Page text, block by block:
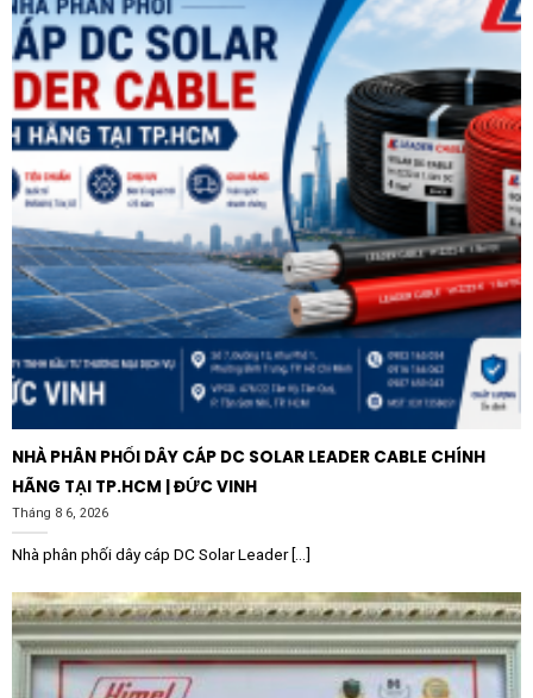
những rủi ro về hàng giả, hàng kém chất lượng vốn
thường gây ra các lỗi như suy giảm tín hiệu hoặc hư
hỏng thiết bị đầu cuối. Các sản phẩm chính hãng luôn
đi kèm với chế độ bảo hành rõ ràng và sự hỗ trợ kỹ
thuật tận tâm từ nhà sản xuất. Với mức giá hợp lý đi
cùng chất lượng chuẩn châu Âu, đây chính là giải pháp
kinh tế và bền vững cho mọi hệ thống điện nhẹ hiện đại.
NHÀ PHÂN PHỐI DÂY CÁP DC SOLAR LEADER CABLE CHÍNH
HÃNG TẠI TP.HCM | ĐỨC VINH
Tháng 8 6, 2026
Nhà phân phối dây cáp DC Solar Leader [...]